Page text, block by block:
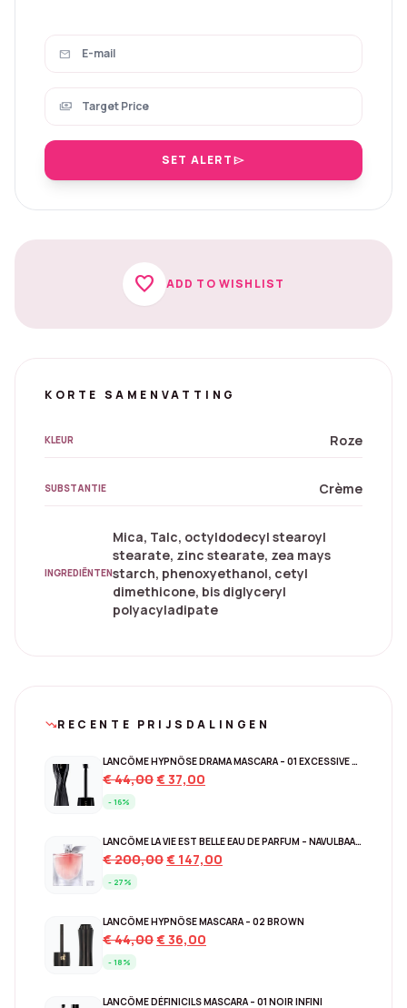
mail
payments
SET ALERTsend
favorite ADD TO WISHLIST
KORTE SAMENVATTING
KLEUR Roze
SUBSTANTIE Crème
INGREDIËNTEN
Mica, Talc, octyldodecyl stearoyl
stearate, zinc stearate, zea mays
starch, phenoxyethanol, cetyl
dimethicone, bis diglyceryl
polyacyladipate
trending_downRECENTE PRIJSDALINGEN
LANCÔME HYPNÔSE DRAMA MASCARA – 01 EXCESSIVE BLACK
€44,00Original
€37,00
- 16%
LANCÔME LA VIE EST BELLE EAU DE PARFUM – NAVULBAAR 150 ML
€200,00Original
€ 200,00.
€ 147,00
- 27%
LANCÔME HYPNÔSE MASCARA – 02 BROWN
€44,00Original
€ 44,00.
€36,00
- 18%
LANCÔME DÉFINICILS MASCARA – 01 NOIR INFINI